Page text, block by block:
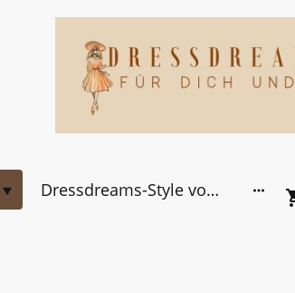
Dressdreams-Style von Kundinnen